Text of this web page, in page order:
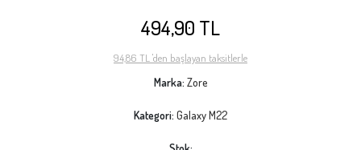
494,90 TL
94,86 TL 'den başlayan taksitlerle
Marka: Zore
Kategori: Galaxy M22